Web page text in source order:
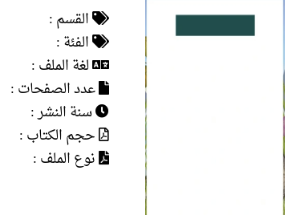
القسم :
الفئة :
لغة الملف :
عدد الصفحات :
سنة النشر :
حجم الكتاب :
نوع الملف :